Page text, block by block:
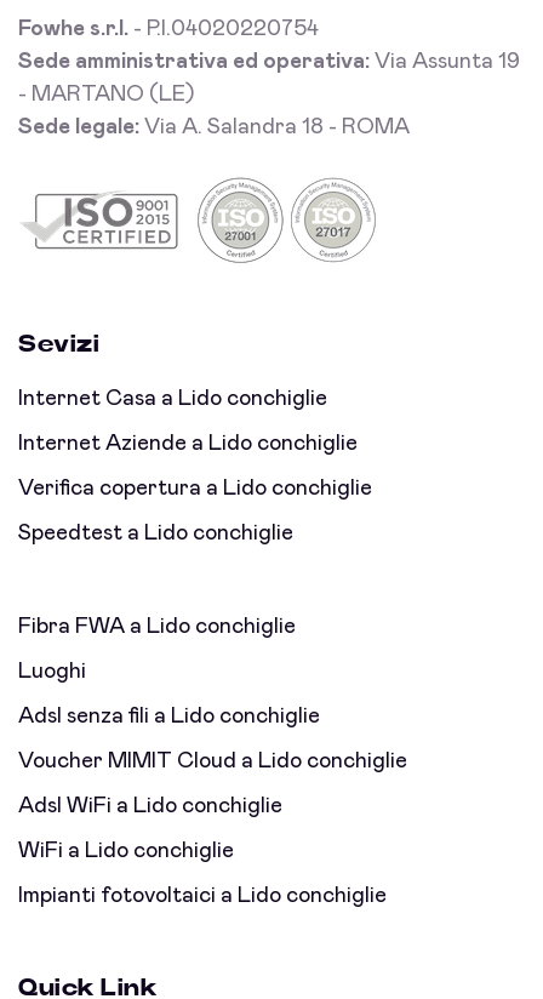
Fowhe s.r.l. - P.I.04020220754
Sede amministrativa ed operativa: Via Assunta 19
- MARTANO (LE)
Sede legale: Via A. Salandra 18 - ROMA
Sevizi
Internet Casa a Lido conchiglie
Internet Aziende a Lido conchiglie
Verifica copertura a Lido conchiglie
Speedtest a Lido conchiglie
Fibra FWA a Lido conchiglie
Luoghi
Adsl senza fili a Lido conchiglie
Voucher MIMIT Cloud a Lido conchiglie
Adsl WiFi a Lido conchiglie
WiFi a Lido conchiglie
Impianti fotovoltaici a Lido conchiglie
Quick Link